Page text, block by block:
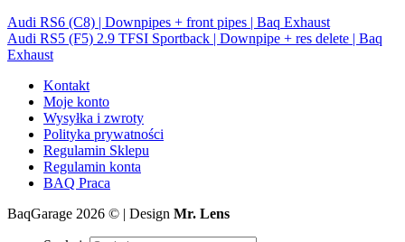
Audi RS6 (C8) | Downpipes + front pipes | Baq Exhaust
Audi RS5 (F5) 2.9 TFSI Sportback | Downpipe + res delete | Baq
Exhaust
Kontakt
Moje konto
Wysyłka i zwroty
Polityka prywatności
Regulamin Sklepu
Regulamin konta
BAQ Praca
BaqGarage 2026 © | Design Mr. Lens